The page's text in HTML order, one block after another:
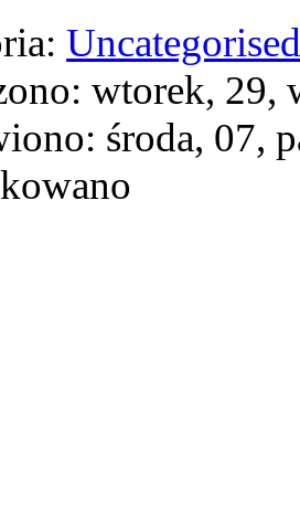
wtorek, 29,
środa, 07,